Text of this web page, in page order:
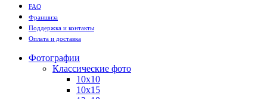
FAQ
Франшиза
Поддержка и контакты
Оплата и доставка
Фотографии
Классические фото
10х10
10х15